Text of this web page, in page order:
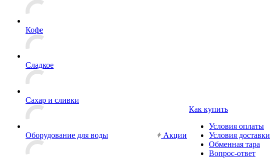
Кофе
Сладкое
Сахар и сливки
Оборудование для воды Акции
Как купить
Условия оплаты
Условия доставки
Обменная тара
Вопрос-ответ